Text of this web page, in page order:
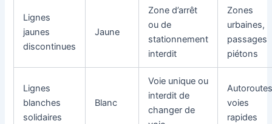
Lignes
jaunes
discontinues
Jaune
Zone d’arrêt
ou de
stationnement
interdit
Zones
urbaines,
passages
piétons
Lignes
blanches
solidaires
Blanc
Voie unique ou
interdit de
changer de
voies
rapides